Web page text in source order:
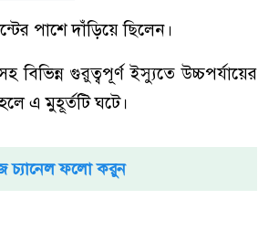
পাশে দাঁড়িয়ে ছিলেন।
বিভিন্ন গুরুত্বপূর্ণ ইস্যুতে উচ্চপর্যায়ের
এ মুহূর্তটি ঘটে।
চ্যানেল ফলো করুন